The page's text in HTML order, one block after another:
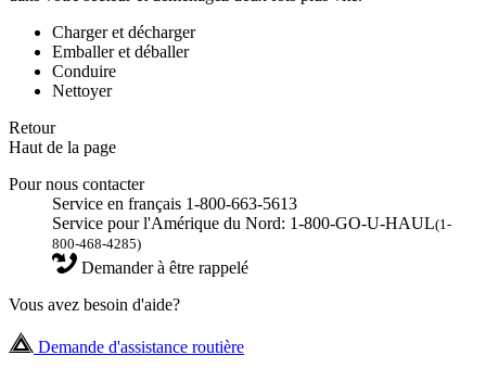
Charger et décharger
Emballer et déballer
Conduire
Nettoyer
Retour
Haut de la page
Pour nous contacter
Service en français 1-800-663-5613
Service pour l'Amérique du Nord: 1-800-GO-U-HAUL(1-
800-468-4285)
Demander à être rappelé
Vous avez besoin d'aide?
Demande d'assistance routière